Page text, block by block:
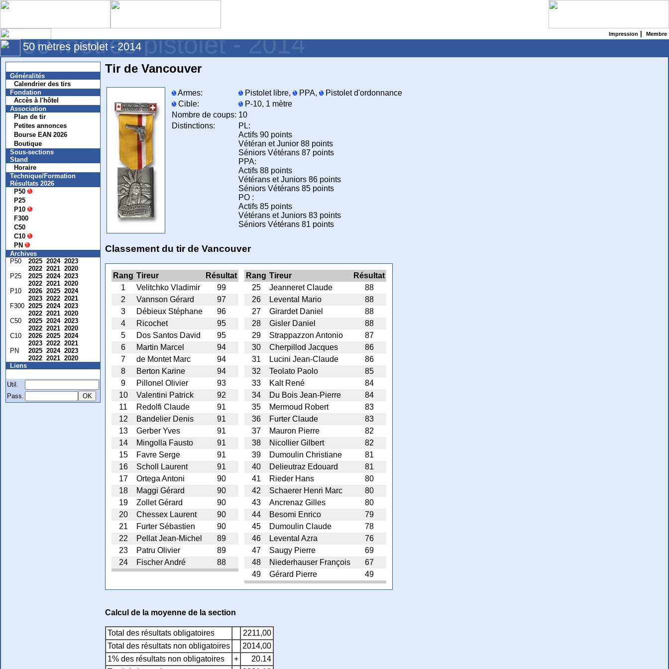
Impression Membre
50 mètres pistolet - 2014
50 mètres pistolet - 2014
Généralités
Calendrier des tirs
Fondation
Accès à l'hôtel
Association
Plan de tir
Petites annonces
Bourse EAN 2026
Boutique
Sous-sections
Stand
Horaire
Technique/Formation
Résultats 2026
P50
P25
P10
F300
C50
C10
PN
Archives
P50
2025 2024 2023
2022 2021 2020
P25
2025 2024 2023
2022 2021 2020
P10
2026 2025 2024
2023 2022 2021
F300 2025 2024 2023
2022 2021 2020
C50
2025 2024 2023
2022 2021 2020
C10
2026 2025 2024
2023 2022 2021
PN
2025 2024 2023
2022 2021 2020
Liens
Util.
Pass.
Tir de Vancouver
Armes: Pistolet libre, PPA,
Pistolet d'ordonnance
Cible:
P-10, 1 mètre
Nombre de coups: 10
Distinctions:
PL:
Actifs 90 points
Vétéran et Junior 88 points
Séniors Vétérans 87 points
PPA:
Actifs 88 points
Vétérans et Juniors 86 points
Séniors Vétérans 85 points
PO :
Actifs 85 points
Vétérans et Juniors 83 points
Séniors Vétérans 81 points
Classement du tir de Vancouver
Rang Tireur
Résultat
1
Velitchko Vladimir
99
2
Vannson Gérard
97
3
Débieux Stéphane
96
4
Ricochet
95
5
Dos Santos David
95
6
Martin Marcel
94
7
de Montet Marc
94
8
Berton Karine
94
9
Pillonel Olivier
93
10
Valentini Patrick
92
11
Redolfi Claude
91
12
Bandelier Denis
91
13
Gerber Yves
91
14
Mingolla Fausto
91
15
Favre Serge
91
16
Scholl Laurent
91
17
Ortega Antoni
90
18
Maggi Gérard
90
19
Zollet Gérard
90
20
Chessex Laurent
90
21
Furter Sébastien
90
22
Pellat Jean-Michel
89
23
Patru Olivier
89
24
Fischer André 88
Rang Tireur
Résultat
25
Jeanneret Claude
88
26
Levental Mario
88
27
Girardet Daniel
88
28
Gisler Daniel
88
29
Strappazzon Antonio
87
30
Cherpillod Jacques
86
31
Lucini Jean-Claude
86
32
Teolato Paolo
85
33
Kalt René
84
34
Du Bois Jean-Pierre
84
35
Mermoud Robert
83
36
Furter Claude
83
37
Mauron Pierre
82
38
Nicollier Gilbert
82
39
Dumoulin Christiane
81
40
Delieutraz Edouard
81
41
Rieder Hans
80
42
Schaerer Henri Marc
80
43
Ancrenaz Gilles
80
44
Besomi Enrico
79
45
Dumoulin Claude
78
46
Levental Azra
76
47
Saugy Pierre
69
48
Niederhauser François
67
49
Gérard Pierre 49
Calcul de la moyenne de la section
Total des résultats obligatoires
2211,00
Total des résultats non obligatoires
2014,00
1% des résultats non obligatoires
+
20.14